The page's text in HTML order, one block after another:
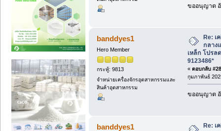
ขออนุญาต
banddyes1
Hero Member
กระทู้: 9813
จำหน่ายเครื่องจักรอุตสาหกรรมและ
สินค้าอุตสาหกรรม
Re: เ
กลาง
เหล็ก โปรล
9123486*
« ตอบกลับ
กุมภาพันธ์
ขออนุญาต
banddyes1
Re: เ